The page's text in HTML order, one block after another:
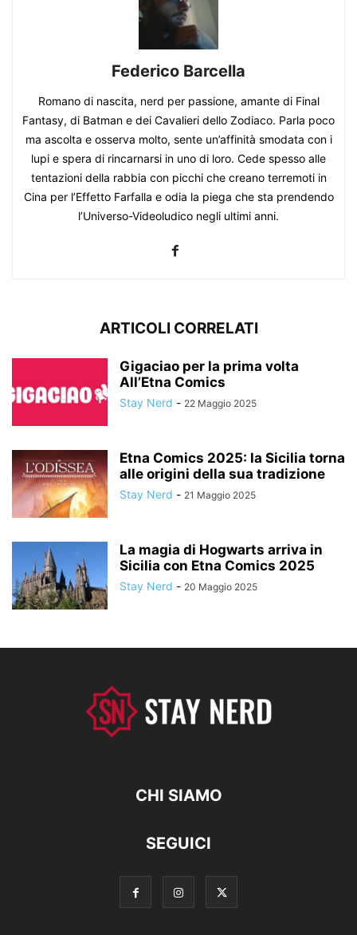
Federico Barcella
Romano di nascita, nerd per passione, amante di Final
Fantasy, di Batman e dei Cavalieri dello Zodiaco. Parla poco
ma ascolta e osserva molto, sente un’affinità smodata con i
lupi e spera di rincarnarsi in uno di loro. Cede spesso alle
tentazioni della rabbia con picchi che creano terremoti in
Cina per l’Effetto Farfalla e odia la piega che sta prendendo
l’Universo-Videoludico negli ultimi anni.
ARTICOLI CORRELATI
Gigaciao per la prima volta
All’Etna Comics
Stay Nerd - 22 Maggio 2025
Etna Comics 2025: la Sicilia torna
alle origini della sua tradizione
Stay Nerd - 21 Maggio 2025
La magia di Hogwarts arriva in
Sicilia con Etna Comics 2025
Stay Nerd - 20 Maggio 2025
CHI SIAMO
SEGUICI